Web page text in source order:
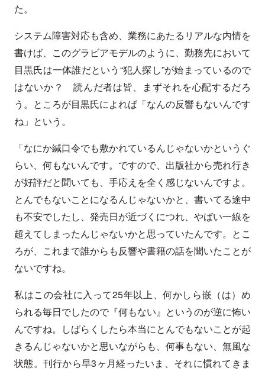
た。
システム障害対応も含め、業務にあたるリアルな内情を
書けば、このグラビアモデルのように、勤務先において
目黒氏は一体誰だという“犯人探し”が始まっているので
はないか？ 読んだ者は皆、まずそれを心配するだろ
う。ところが目黒氏によれば「なんの反響もないんです
ね」という。
「なにか緘口令でも敷かれているんじゃないかというぐ
らい、何もないんです。ですので、出版社から売れ行き
が好評だと聞いても、手応えを全く感じないんですよ。
とんでもないことになるんじゃないかと、書いてる途中
も不安でしたし、発売日が近づくにつれ、やばい一線を
超えてしまったんじゃないかと思っていたんです。とこ
ろが、これまで誰からも反響や書籍の話を聞いたことが
ないですね。
私はこの会社に入って25年以上、何かしら嵌（は）め
られる毎日でしたので『何もない』というのが逆に怖い
んですね。しばらくしたら本当にとんでもないことが起
きるんじゃないかと思いながらも、何事もない、無風な
状態。刊行から早3ヶ月経ったいま、それに慣れてきま